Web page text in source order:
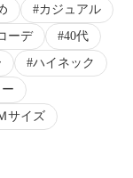
カジュアル
ーデ
40代
ハイネック
サイズ